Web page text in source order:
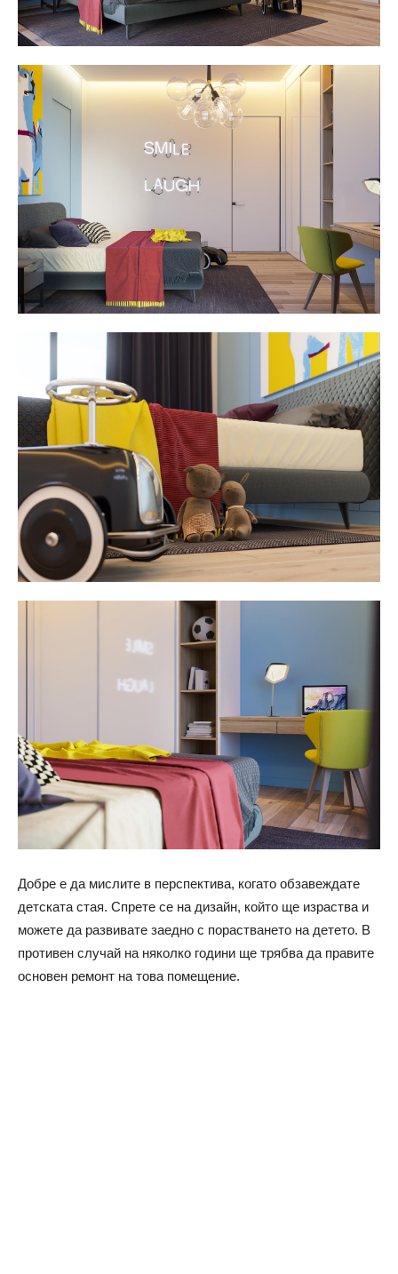
Добре е да мислите в перспектива, когато обзавеждате
детската стая. Спрете се на дизайн, който ще израства и
можете да развивате заедно с порастването на детето. В
противен случай на няколко години ще трябва да правите
основен ремонт на това помещение.